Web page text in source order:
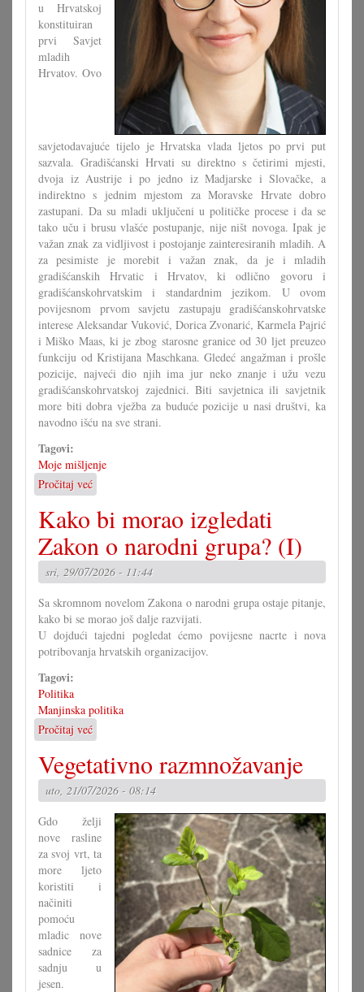
u Hrvatskoj
konstituiran
prvi Savjet
mladih
Hrvatov. Ovo
savjetodavajuće tijelo je Hrvatska vlada ljetos po prvi put
sazvala. Gradišćanski Hrvati su direktno s četirimi mjesti,
dvoja iz Austrije i po jedno iz Madjarske i Slovačke, a
indirektno s jednim mjestom za Moravske Hrvate dobro
zastupani. Da su mladi uključeni u političke procese i da se
tako uču i brusu vlašće postupanje, nije ništ novoga. Ipak je
važan znak za vidljivost i postojanje zainteresiranih mladih. A
za pesimiste je morebit i važan znak, da je i mladih
gradišćanskih Hrvatic i Hrvatov, ki odlično govoru i
gradišćanskohrvatskim i standardnim jezikom. U ovom
povijesnom prvom savjetu zastupaju gradišćanskohrvatske
interese Aleksandar Vuković, Dorica Zvonarić, Karmela Pajrić
i Miško Maas, ki je zbog starosne granice od 30 ljet preuzeo
funkciju od Kristijana Maschkana. Gledeć angažman i prošle
pozicije, najveći dio njih ima jur neko znanje i užu vezu
gradišćanskohrvatskoj zajednici. Biti savjetnica ili savjetnik
more biti dobra vježba za buduće pozicije u nasi društvi, ka
navodno išću na sve strani.
Tagovi:
Moje mišljenje
Pročitaj već
U
čem
more
pomoći
Savjet
mladih?
Kako bi morao izgledati
Zakon o narodni grupa? (I)
sri, 29/07/2026 - 11:44
Sa skromnom novelom Zakona o narodni grupa ostaje pitanje,
kako bi se morao još dalje razvijati.
U dojdući tajedni pogledat ćemo povijesne nacrte i nova
potribovanja hrvatskih organizacijov.
Tagovi:
Politika
Manjinska politika
Pročitaj već
Kako
bi
morao
izgledati
Zakon
o
narodni
grupa?
(I)
Vegetativno razmnožavanje
uto, 21/07/2026 - 08:14
Gdo želji
nove rasline
za svoj vrt, ta
more ljeto
koristiti i
načiniti
pomoću
mladic nove
sadnice za
sadnju u
jesen.